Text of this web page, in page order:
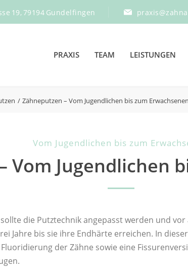
19, 79194 Gundelfingen
PRAXIS TEAM LEISTUNGEN
Zähneputzen – Vom Jugendlichen bis zum Erwachsenen
Vom Jugendlichen bis zum
Vom Jugendlichen
die Putztechnik angepasst werden und
Jahre bis sie ihre Endhärte erreichen. In
der Zähne sowie eine